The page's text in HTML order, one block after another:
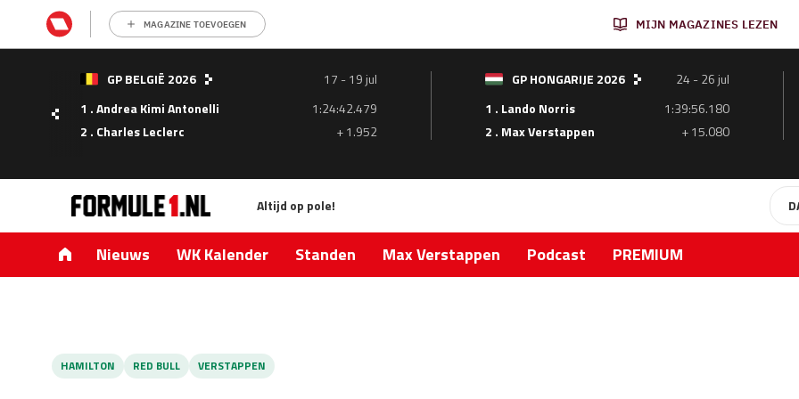
MAGAZINE TOEVOEGEN MIJN MAGAZINES LEZEN
GP BELGIË 2026
17 - 19 jul
1 . Andrea Kimi Antonelli
1:24:42.479
2 . Charles Leclerc
+ 1.952
GP HONGARIJE 2026
24 - 26 jul
1 . Lando Norris
1:39:56.180
2 . Max Verstappen
+ 15.080
Altijd op pole!
Nieuws WK Kalender Standen Max Verstappen Podcast PREMIUM
HAMILTON RED BULL VERSTAPPEN